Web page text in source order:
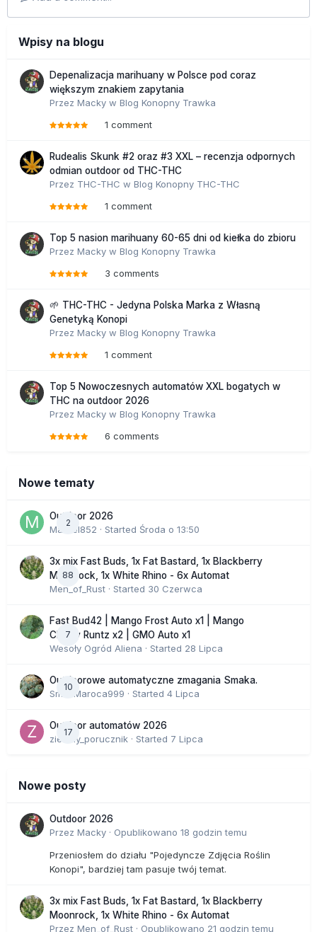
Wpisy na blogu
Depenalizacja marihuany w Polsce pod coraz
większym znakiem zapytania
Przez Macky w Blog Konopny Trawka
1 comment
Rudealis Skunk #2 oraz #3 XXL – recenzja odpornych
odmian outdoor od THC-THC
Przez THC-THC w Blog Konopny THC-THC
1 comment
Top 5 nasion marihuany 60-65 dni od kiełka do zbioru
Przez Macky w Blog Konopny Trawka
3 comments
🌱 THC-THC - Jedyna Polska Marka z Własną
Genetyką Konopi
Przez Macky w Blog Konopny Trawka
1 comment
Top 5 Nowoczesnych automatów XXL bogatych w
THC na outdoor 2026
Przez Macky w Blog Konopny Trawka
6 comments
Nowe tematy
2
Outdoor 2026
Marcel852 · Started Środa o 13:50
88
3x mix Fast Buds, 1x Fat Bastard, 1x Blackberry
Moonrock, 1x White Rhino - 6x Automat
Men_of_Rust · Started 30 Czerwca
7
Fast Bud42 | Mango Frost Auto x1 | Mango
Cherry Runtz x2 | GMO Auto x1
Wesoły Ogród Aliena · Started 28 Lipca
10
Outdoorowe automatyczne zmagania Smaka.
SmakMaroca999 · Started 4 Lipca
17
Outdoor automatów 2026
zielony_porucznik · Started 7 Lipca
Nowe posty
Outdoor 2026
Przez Macky · Opublikowano 18 godzin temu
Przeniosłem do działu "Pojedyncze Zdjęcia Roślin
Konopi", bardziej tam pasuje twój temat.
3x mix Fast Buds, 1x Fat Bastard, 1x Blackberry
Moonrock, 1x White Rhino - 6x Automat
Przez Men_of_Rust · Opublikowano 21 godzin temu